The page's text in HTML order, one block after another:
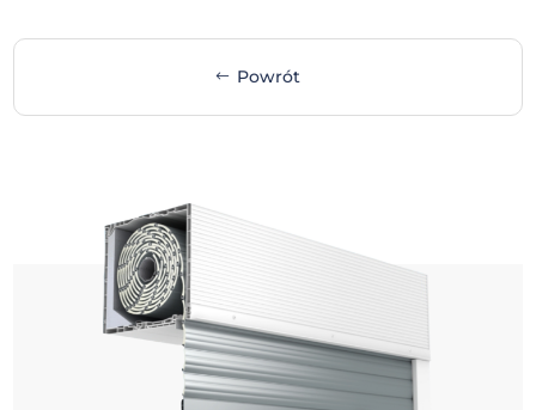
Powrót